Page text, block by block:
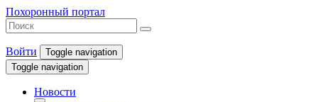
Похоронный портал
Войти
Toggle navigation
Toggle navigation
Новости